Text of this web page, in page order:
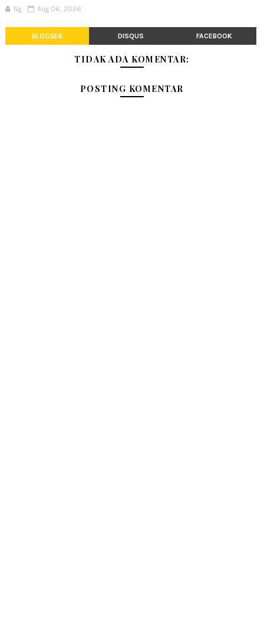
Ng Aug 06, 2026
BLOGGER DISQUS FACEBOOK
TIDAK ADA KOMENTAR:
POSTING KOMENTAR